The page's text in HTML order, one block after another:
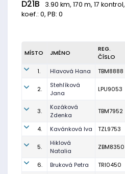
D21B 3.90 km, 170 m, 17 kontrol,
koef.: 0, PB: 0
MÍSTO JMÉNO
REG.
ČÍSLO
1. Hlavová Hana TBM8888
2.
Stehlíková
Jana
LPU9053
3.
Kozáková
Zdenka
TBM7952
4. Kavánková Iva TZL9753
5.
Hiklová
Natalia
ZBM8350
6. Bruková Petra TRI0450